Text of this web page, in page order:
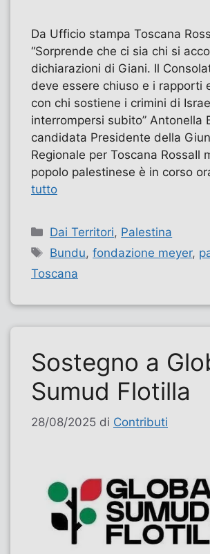
Da Ufficio stampa Toscana
“Sorprende che ci sia chi si
dichiarazioni di Giani. Il
deve essere chiuso e i rapporti
con chi sostiene i crimini di
interrompersi subito” Antonella
candidata Presidente della
Regionale per Toscana Rossa​Il
popolo palestinese è in corso
tutto
Categorie
Dai Territori, Palestina
Tag
Bundu,fondazione meyer,
Toscana
Sostegno a
Sumud Flotilla
28/08/2025 di Contributi